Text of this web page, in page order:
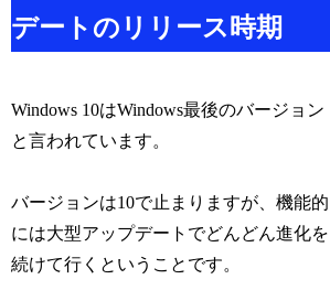
デートのリリース時期
Windows 10はWindows最後のバージョン
と言われています。
バージョンは10で止まりますが、機能的
には大型アップデートでどんどん進化を
続けて行くということです。